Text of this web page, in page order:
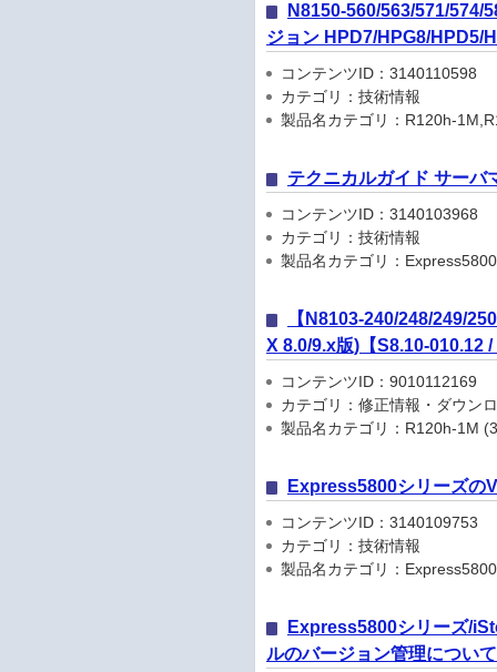
N8150-560/563/571/574/
ジョン HPD7/HPG8/HPD5/
コンテンツID：3140110598
カテゴリ：技術情報
製品名カテゴリ：R120h-
テクニカルガイド サーバ
コンテンツID：3140103968
カテゴリ：技術情報
製品名カテゴリ：
【N8103-240/248/249/
X 8.0/9.x版)【S8.10-010.12
コンテンツID：9010112169
カテゴリ：修正情報・ダウン
製品名カテゴリ：R120h-1M
Express5800シリーズの
コンテンツID：3140109753
カテゴリ：技術情報
製品名カテゴリ：
Express5800シリーズ/
ルのバージョン管理につい